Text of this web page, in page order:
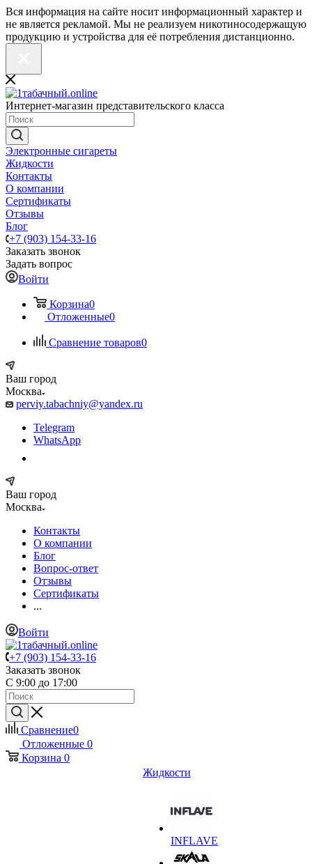
Вся информация на сайте носит информационный характер и
не является рекламой. Мы не реализуем никотиносодержащую
продукцию и устройства для её потребления дистанционно.
Интернет-магазин представительского класса
Электронные сигареты
Жидкости
Контакты
О компании
Сертификаты
Отзывы
Блог
+7 (903) 154-33-16
Заказать звонок
Задать вопрос
Войти
Корзина0
Отложенные0
Сравнение товаров0
Ваш город
Москва
perviy.tabachniy@yandex.ru
Telegram
WhatsApp
Ваш город
Москва
Контакты
О компании
Блог
Вопрос-ответ
Отзывы
Сертификаты
...
Войти
+7 (903) 154-33-16
Заказать звонок
С 9:00 до 17:00
Сравнение0
Отложенные 0
Корзина 0
Жидкости
INFLAVE